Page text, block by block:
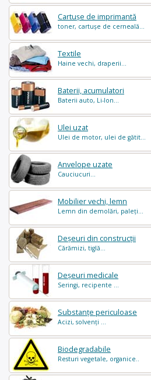
Cartușe de imprimantă
toner, cartușe de cerneală...
Textile
Haine vechi, draperii...
Baterii, acumulatori
Baterii auto, Li-Ion...
Ulei uzat
Ulei de motor, ulei de gătit...
Anvelope uzate
Cauciucuri...
Mobilier vechi, lemn
Lemn din demolări, paleți...
Deșeuri din construcții
Cărămizi, tiglă...
Deșeuri medicale
Seringi, recipente ...
Substanțe periculoase
Acizi, solvenți ...
Biodegradabile
Resturi vegetale, organice..